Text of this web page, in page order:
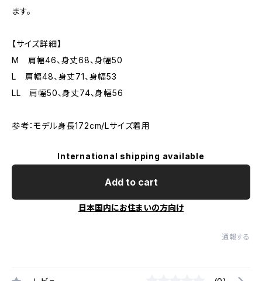
ます。
【サイズ詳細】
M 肩幅46、身丈68、身幅50
L 肩幅48、身丈71、身幅53
LL 肩幅50、身丈74、身幅56
参考：モデル身長172cm/Lサイズ着用
International shipping available
Add to cart
日本国内にお住まいの方向け
通報する